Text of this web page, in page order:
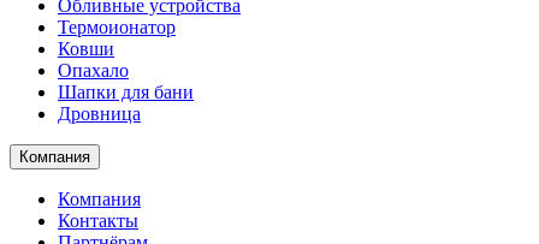
Обливные устройства
Термоионатор
Ковши
Опахало
Шапки для бани
Дровница
Компания
Компания
Контакты